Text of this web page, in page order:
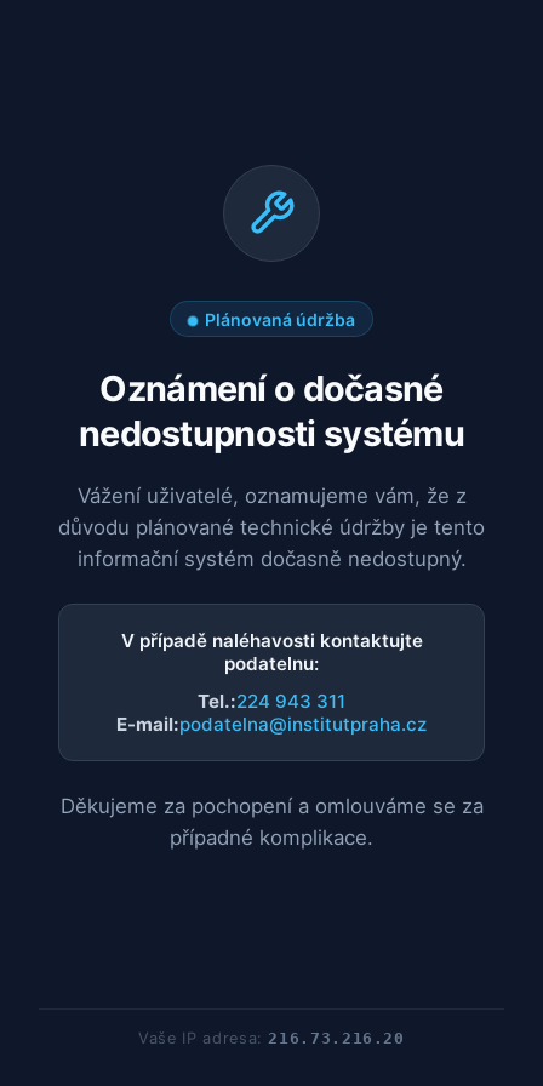
Plánovaná údržba
Oznámení o dočasné
nedostupnosti systému
Vážení uživatelé, oznamujeme vám, že z
důvodu plánované technické údržby je tento
informační systém dočasně nedostupný.
V případě naléhavosti kontaktujte
podatelnu:
Tel.:224 943 311
E-mail:podatelna@institutpraha.cz
Děkujeme za pochopení a omlouváme se za
případné komplikace.
Vaše IP adresa:216.73.216.20